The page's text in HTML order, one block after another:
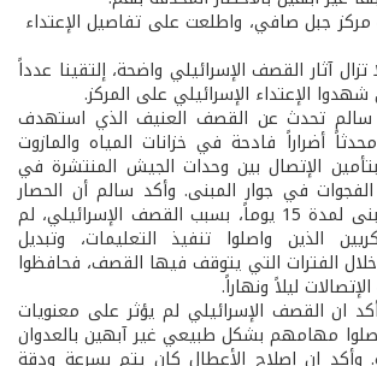
جبل صافي، واطلعت على تفاصيل الإعتداء
آثار القصف الإسرائيلي واضحة، إلتقينا عدداً
الإعتداء الإسرائيلي على المركز.
سالم تحدث عن القصف العنيف الذي استهدف
أضراراً فادحة في خزانات المياه والمازوت
بتأمين الإتصال بين وحدات الجيش المنتشرة في
في جوار المبنى. وأكد سالم أن الحصار
الذي فُرض على المبنى لمدة 15 يوماً، بسبب القصف الإسرائيلي، لم
الذين واصلوا تنفيذ التعليمات، وتبديل
خلال الفترات التي يتوقف فيها القصف، فحافظوا
ليلاً ونهاراً.
ان القصف الإسرائيلي لم يؤثر على معنويات
مهامهم بشكل طبيعي غير آبهين بالعدوان
وأكد ان إصلاح الأعطال كان يتم بسرعة ودقة